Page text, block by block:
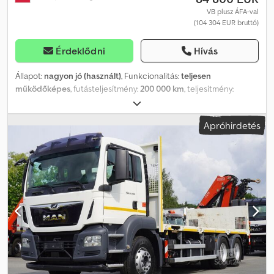
VB plusz ÁFA-val
(104 304 EUR bruttó)
Érdeklődni Hívás
Állapot: nagyon jó (használt), Funkcionalitás:teljesen
működőképes, futásteljesítmény:200 000 km, teljesítmény:
, üzemanyagtípus:
kg, maximális teherbírás:10 590 kg, össztömeg:26 000 kg,
tengelyelrendezés:
, vezetőfülke: nappali fülke,
hajtástípus:automata, kibocsátási osztály:
acél-levegő, raktér hossza:6 720 mm, rakodótér szélesség:
mm, raktérmagasság:570 mm , Gyártási év:
AdBlue, differenciálzár, légkondicionálás, tempomat, MAN TGS
26.420 6×4 / Fassi F215A.2.24 / Távirányító / Rotátor / 6,7 m plató / 3
db 2019/2020 év Futott 200 ezer km Műszaki adatok Össztömeg
26000 kg Súlya 15410 kg Terhelhetősége 10590 kg A motor
űrtartalma 12419 cc Teljesítmény 420 LE Euro 6 Adblue Hátsó
légrugózás Felső vonóhorog Chsdpfozrw Rzsx Aczoa Pótkerek
tartó HDS Fassi F215A.2.24 Rotátor Távirányító Hatótáv 12,70 m Max.
teherbírása 5600 kg Plató Hossza 670 cm Nappali kabin
Apróhirdetés